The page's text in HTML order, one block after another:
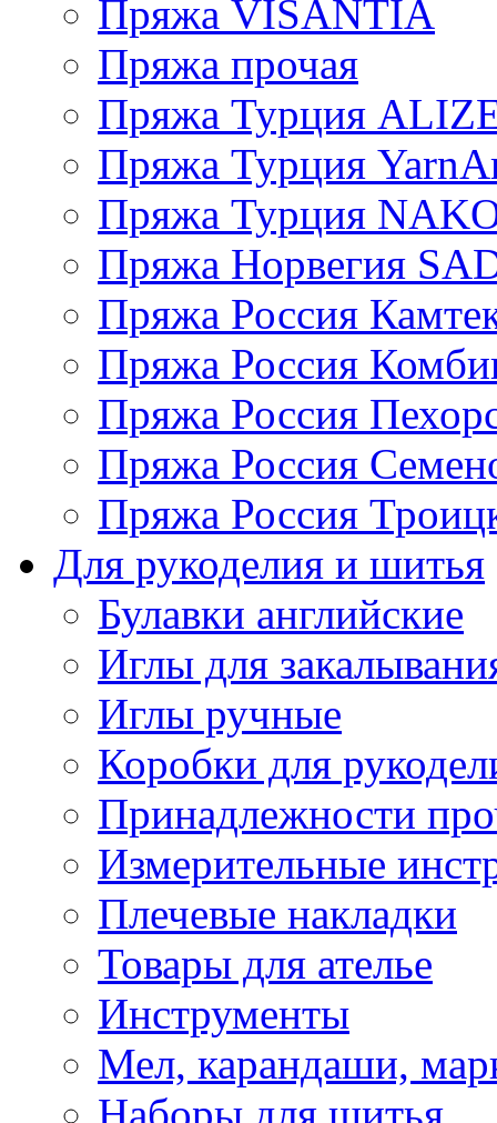
Пряжа VISANTIA
Пряжа прочая
Пряжа Турция
Пряжа Турция
Пряжа Турция
Пряжа Норвегия
Пряжа Россия
Пряжа Россия
Пряжа Россия
Пряжа Россия
Пряжа Россия
Для рукоделия и шитья
Булавки английские
Иглы для
Иглы ручные
Коробки для
Принадлежности
Измерительные
Плечевые накладки
Товары для ателье
Инструменты
Мел, карандаши,
Наборы для шитья